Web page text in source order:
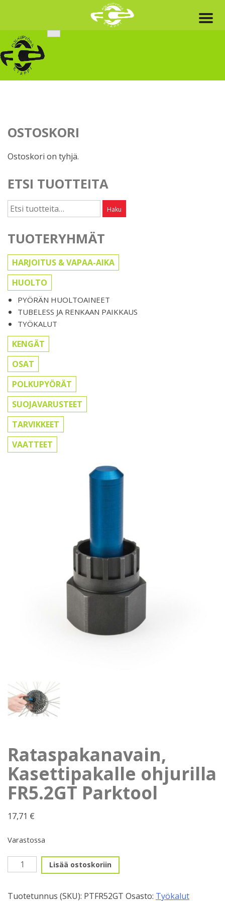
content
OSTOSKORI
Ostoskori on tyhjä.
ETSI TUOTTEITA
Etsi: Haku
TUOTERYHMÄT
HARJOITUS & VAPAA-AIKA
HUOLTO
PYÖRÄN HUOLTOAINEET
TUBELESS JA RENKAAN PAIKKAUS
TYÖKALUT
KENGÄT
OSAT
POLKUPYÖRÄT
SUOJAVARUSTEET
TARVIKKEET
VAATTEET
Rataspakanavain,
Kasettipakalle ohjurilla
FR5.2GT Parktool
17,71 €
Varastossa
Rataspakanavain,
Kasettipakalle
FR5.2GT
Lisää ostoskoriin
Tuotetunnus (SKU): PTFR52GT Osasto: Työkalut